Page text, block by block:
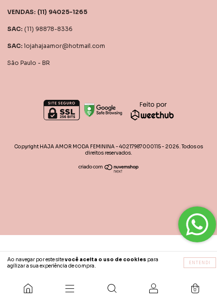
Ao navegar por este sitevocê aceita o uso de cookies para
agilizar a sua experiência de compra.
ENTENDI
0
(11) 98878-8336
lojahajaamor@hotmail.com
São Paulo - BR
Copyright HAJA AMOR MODA FEMININA - 40217987000115 - 2026. Todos os
direitos reservados.